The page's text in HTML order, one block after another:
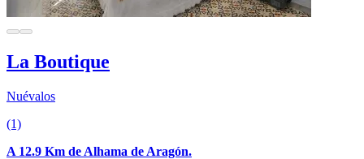
La Boutique
Nuévalos
(1)
A 12.9 Km de Alhama de Aragón.